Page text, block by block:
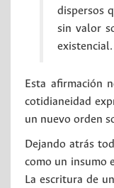
dispersos
sin valor
Esta afirmación
cotidianeidad
un nuevo orden
Dejando atrás
como un insumo
La escritura de